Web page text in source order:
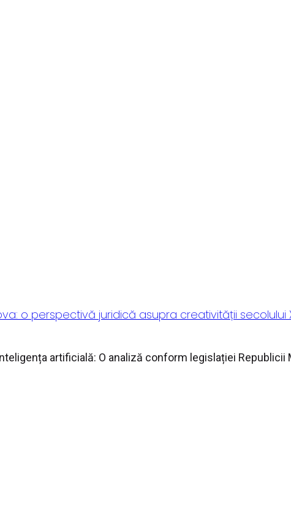
o perspectivă juridică asupra creativității secolului
artificială: O analiză conform legislației Republicii